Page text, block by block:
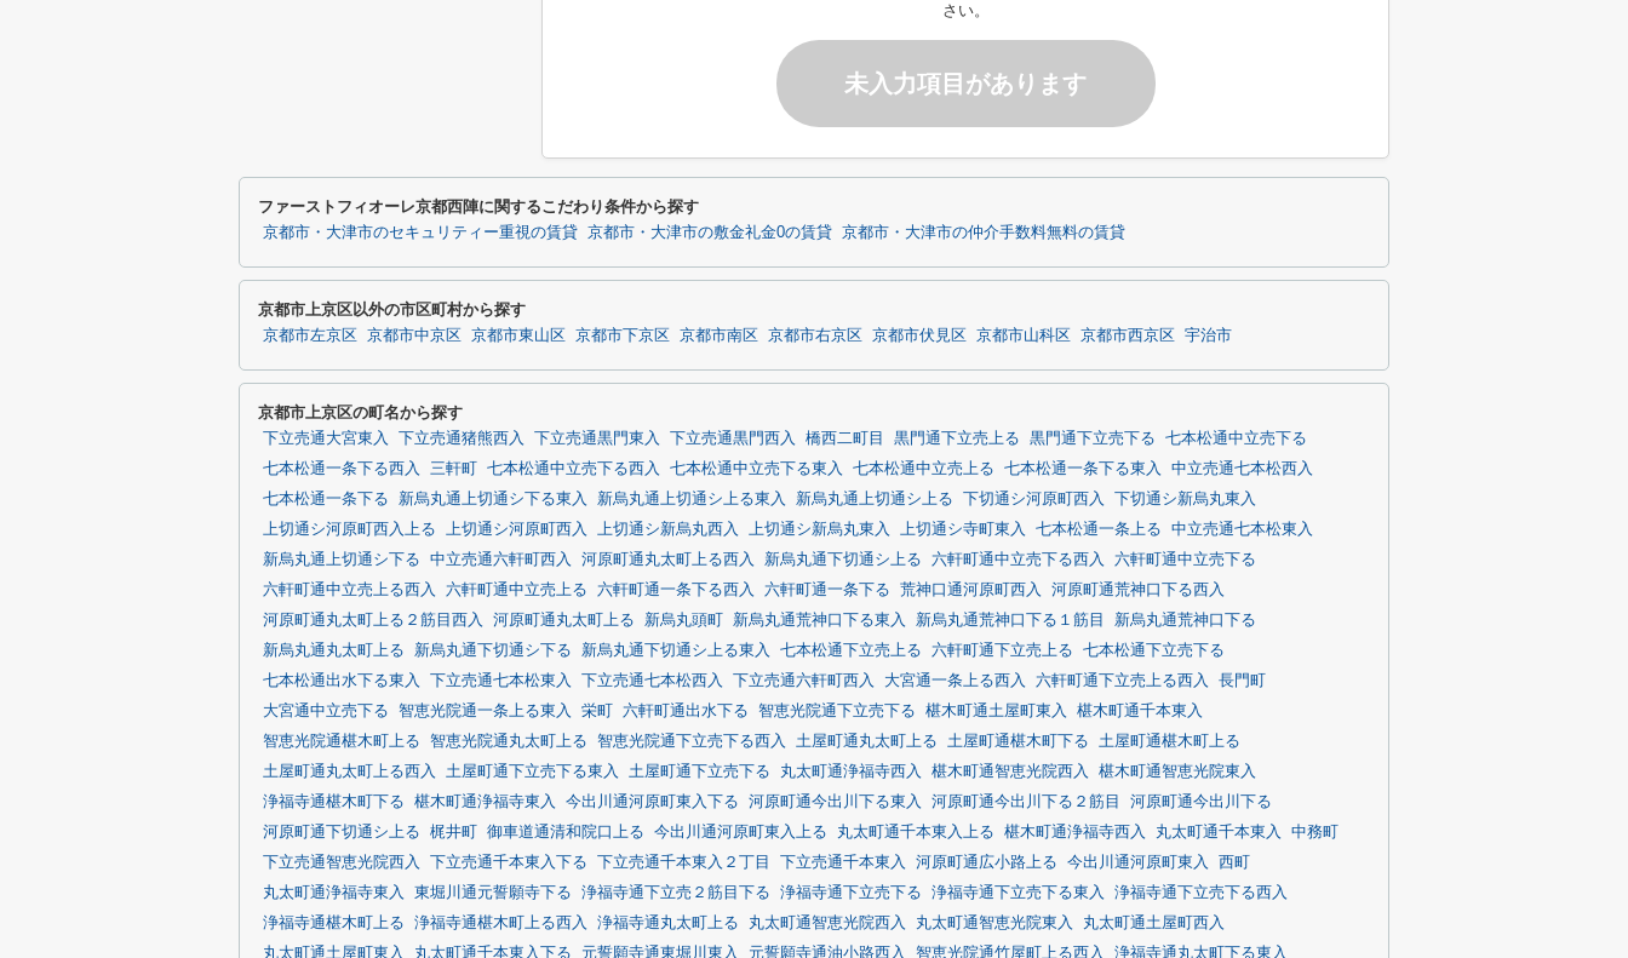
さい。
未入力項目があります
ファーストフィオーレ京都西陣に関するこだわり条件から探す
京都市・大津市のセキュリティー重視の賃貸 京都市・大津市の敷金礼金0の賃貸 京都市・大津市の仲介手数料無料の賃貸
京都市上京区以外の市区町村から探す
京都市左京区 京都市中京区 京都市東山区 京都市下京区 京都市南区 京都市右京区 京都市伏見区 京都市山科区 京都市西京区 宇治市
京都市上京区の町名から探す
下立売通大宮東入 下立売通猪熊西入 下立売通黒門東入 下立売通黒門西入 橋西二町目 黒門通下立売上る 黒門通下立売下る
七本松通中立売下る
七本松通一条下る西入
三軒町 七本松通中立売下る西入 七本松通中立売下る東入 七本松通中立売上る 七本松通一条下る東入
中立売通七本松西入
七本松通一条下る
新烏丸通上切通シ下る東入 新烏丸通上切通シ上る東入 新烏丸通上切通シ上る 下切通シ河原町西入
下切通シ新烏丸東入
上切通シ河原町西入上る
上切通シ河原町西入 上切通シ新烏丸西入 上切通シ新烏丸東入 上切通シ寺町東入 七本松通一条上る
中立売通七本松東入
新烏丸通上切通シ下る
中立売通六軒町西入 河原町通丸太町上る西入 新烏丸通下切通シ上る 六軒町通中立売下る西入
六軒町通中立売下る
六軒町通中立売上る西入
六軒町通中立売上る 六軒町通一条下る西入 六軒町通一条下る 荒神口通河原町西入
河原町通荒神口下る西入
河原町通丸太町上る２筋目西入
河原町通丸太町上る 新烏丸頭町 新烏丸通荒神口下る東入 新烏丸通荒神口下る１筋目
新烏丸通荒神口下る
新烏丸通丸太町上る
新烏丸通下切通シ下る 新烏丸通下切通シ上る東入 七本松通下立売上る 六軒町通下立売上る
七本松通下立売下る
七本松通出水下る東入
下立売通七本松東入 下立売通七本松西入 下立売通六軒町西入 大宮通一条上る西入 六軒町通下立売上る西入
長門町
大宮通中立売下る
智恵光院通一条上る東入 栄町 六軒町通出水下る 智恵光院通下立売下る 椹木町通土屋町東入
椹木町通千本東入
智恵光院通椹木町上る
智恵光院通丸太町上る 智恵光院通下立売下る西入 土屋町通丸太町上る 土屋町通椹木町下る
土屋町通椹木町上る
土屋町通丸太町上る西入
土屋町通下立売下る東入 土屋町通下立売下る 丸太町通浄福寺西入 椹木町通智恵光院西入
椹木町通智恵光院東入
浄福寺通椹木町下る
椹木町通浄福寺東入 今出川通河原町東入下る 河原町通今出川下る東入 河原町通今出川下る２筋目
河原町通今出川下る
河原町通下切通シ上る
梶井町 御車道通清和院口上る 今出川通河原町東入上る 丸太町通千本東入上る 椹木町通浄福寺西入 丸太町通千本東入
中務町
下立売通智恵光院西入
下立売通千本東入下る 下立売通千本東入２丁目 下立売通千本東入 河原町通広小路上る 今出川通河原町東入
西町
丸太町通浄福寺東入
東堀川通元誓願寺下る 浄福寺通下立売２筋目下る 浄福寺通下立売下る 浄福寺通下立売下る東入
浄福寺通下立売下る西入
浄福寺通椹木町上る
浄福寺通椹木町上る西入 浄福寺通丸太町上る 丸太町通智恵光院西入 丸太町通智恵光院東入
丸太町通土屋町西入
丸太町通土屋町東入
丸太町通千本東入下る 元誓願寺通東堀川東入 元誓願寺通油小路西入 智恵光院通竹屋町上る西入 浄福寺通丸太町下る東入